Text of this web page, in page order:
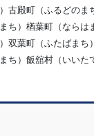
古殿町（ふるどのま
ち）楢葉町（ならは
双葉町（ふたばまち
ち）飯舘村（いいた